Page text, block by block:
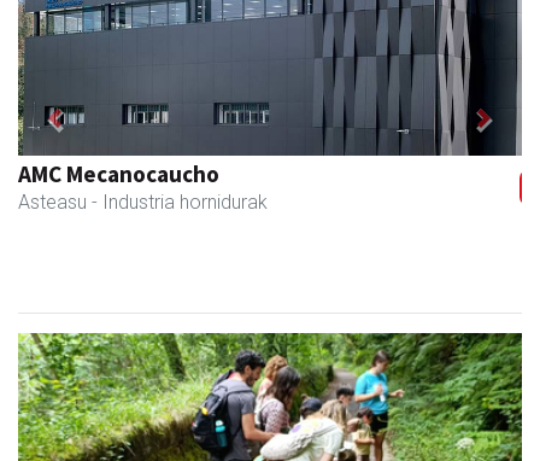
AMC Mecanocaucho
Asteasu - Industria hornidurak
Previous Next